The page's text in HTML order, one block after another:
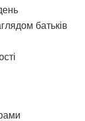
батьків